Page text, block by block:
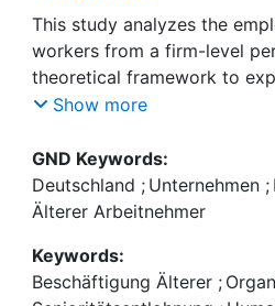
Grundgerüst zur Erklärung
der Ein- und Austritte
Anhand des Linked-
und Berufsforschung (IAB)
zunehmende Beschäftigung
durch einen Rückgang der
bereits beschäftigter älterer
Die Ergebnisse legen nahe,
This study analyzes the
workers from a firm-level
theoretical framework to
as entries and exits of older
Based on linked-employer-
generated by the Institute for
employment of older
driven by decreasing early
Show more
GND Keywords:
Deutschland ; Unternehmen ;
Älterer Arbeitnehmer
Keywords:
Beschäftigung Älterer ;